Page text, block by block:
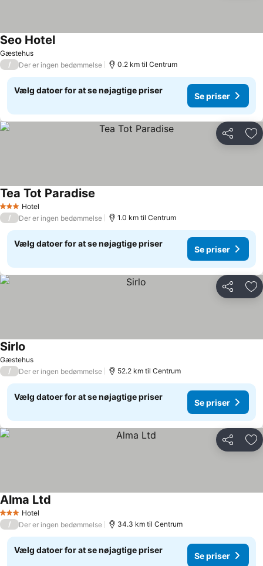
Gæstehus
Seo Hotel
/ Der er ingen bedømmelse 0.2 km til Centrum
Vælg datoer for at se nøjagtige priser
Se priser
Del
3 StjernerHotel
Tea Tot Paradise
/ Der er ingen bedømmelse 1.0 km til Centrum
Vælg datoer for at se nøjagtige priser
Se priser
Del
Gæstehus
Sirlo
/ Der er ingen bedømmelse 52.2 km til Centrum
Vælg datoer for at se nøjagtige priser
Se priser
Del
3 StjernerHotel
Alma Ltd
/ Der er ingen bedømmelse 34.3 km til Centrum
Vælg datoer for at se nøjagtige priser
Se priser